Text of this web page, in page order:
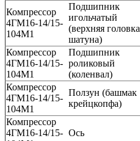
Компрессор
4ГМ16-14/15-
104М1
Подшипник
игольчатый
(верхняя головка
шатуна)
Компрессор
4ГМ16-14/15-
104М1
Подшипник
роликовый
(коленвал)
Компрессор
4ГМ16-14/15-
104М1
Ползун (башмак
крейцкопфа)
Компрессор
4ГМ16-14/15- Ось